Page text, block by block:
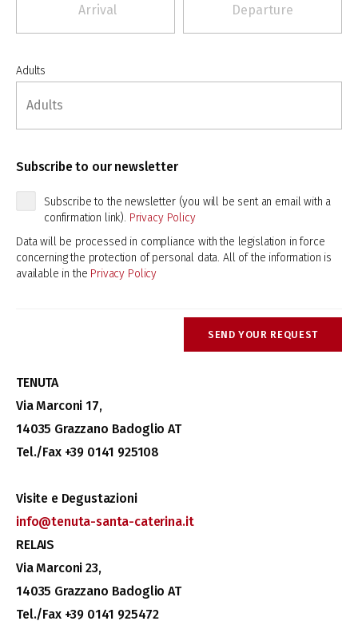
Adults
Subscribe to our newsletter
Subscribe to the newsletter (you will be sent an email with a
confirmation link). Privacy Policy
Data will be processed in compliance with the legislation in force
concerning the protection of personal data. All of the information is
available in the Privacy Policy
SEND YOUR REQUEST
TENUTA
Via Marconi 17,
14035 Grazzano Badoglio AT
Tel./Fax +39 0141 925108
Visite e Degustazioni
info@tenuta-santa-caterina.it
RELAIS
Via Marconi 23,
14035 Grazzano Badoglio AT
Tel./Fax +39 0141 925472